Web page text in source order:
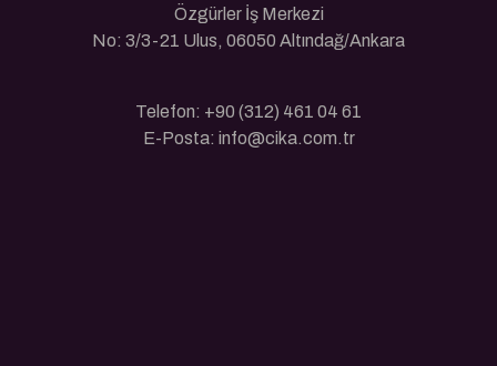
Özgürler İş Merkezi
No: 3/3-21 Ulus, 06050 Altındağ/Ankara
Telefon: +90 (312) 461 04 61
E-Posta: info@cika.com.tr